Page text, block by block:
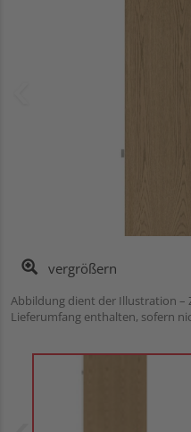
vergrößern
Abbildung dient der Illustration –
Lieferumfang enthalten, sofern